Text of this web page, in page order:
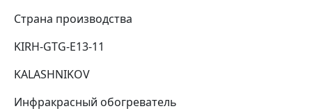
Страна производства
KIRH-GTG-E13-11
KALASHNIKOV
Инфракрасный обогреватель